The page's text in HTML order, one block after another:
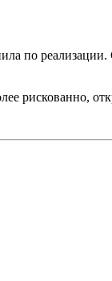
по
рискованно,